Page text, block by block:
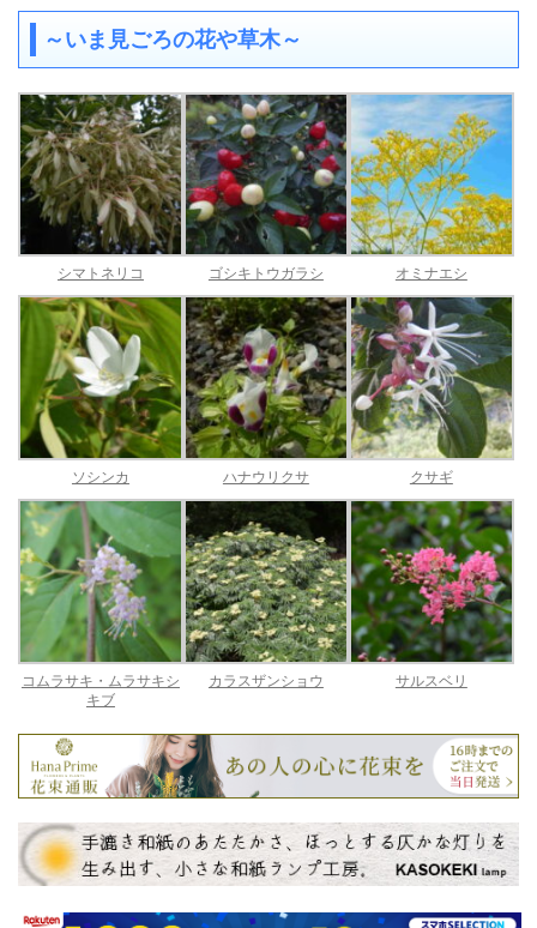
～いま見ごろの花や草木～
シマトネリコ ゴシキトウガラシ オミナエシ
ソシンカ ハナウリクサ クサギ
コムラサキ・ムラサキシ
キブ
カラスザンショウ サルスベリ